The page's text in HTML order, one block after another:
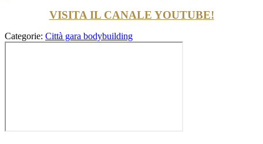
VISITA IL CANALE YOUTUBE!
Categorie: Città gara bodybuilding